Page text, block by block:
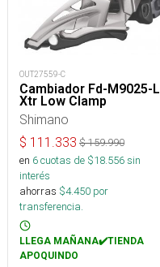
OUT27559-C
Cambiador Fd-M9025-L
Xtr Low Clamp
Shimano
$ 111.333 $159.990
en 6cuotas de $18.556sin
interés
ahorras $4.450 por
transferencia.
LLEGA MAÑANA✔️TIENDA
APOQUINDO